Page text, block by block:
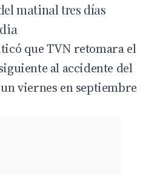
matinal tres días
que TVN retomara el
al accidente del
viernes en septiembre